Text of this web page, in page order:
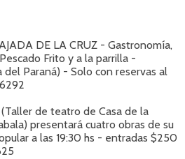
DE LA CRUZ - Gastronomía,
Frito y a la parrilla -
del Paraná) - Solo con reservas al
de teatro de Casa de la
presentará cuatro obras de su
a las 19:30 hs - entradas $250